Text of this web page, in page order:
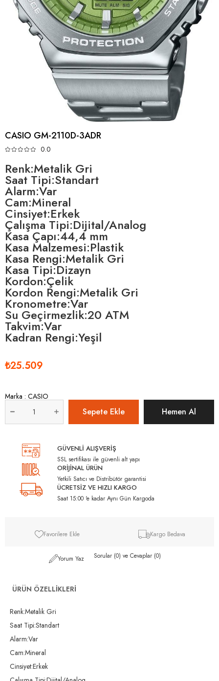
CASIO GM-2110D-3ADR
0.0
Renk:Metalik Gri
Saat Tipi:Standart
Alarm:Var
Cam:Mineral
Cinsiyet:Erkek
Çalışma Tipi:Dijital/Analog
Kasa Çapı:44,4 mm
Kasa Malzemesi:Plastik
Kasa Rengi:Metalik Gri
Kasa Tipi:Dizayn
Kordon:Çelik
Kordon Rengi:Metalik Gri
Kronometre:Var
Su Geçirmezlik:20 ATM
Takvim:Var
Kadran Rengi:Yeşil
₺25.509
Marka : CASIO
GÜVENLİ ALIŞVERİŞ
SSL sertifikası ile güvenli alt yapı
ORİJİNAL ÜRÜN
Yetkili Satıcı ve Distribütör garantisi
ÜCRETSİZ VE HIZLI KARGO
Saat 15:00 'e kadar Aynı Gün Kargoda
Favorilere Ekle Kargo Bedava
Yorum Yaz Sorular (0) ve Cevaplar (0)
ÜRÜN ÖZELLIKLERI
Renk:Metalik Gri
Saat Tipi:Standart
Alarm:Var
Cam:Mineral
Cinsiyet:Erkek